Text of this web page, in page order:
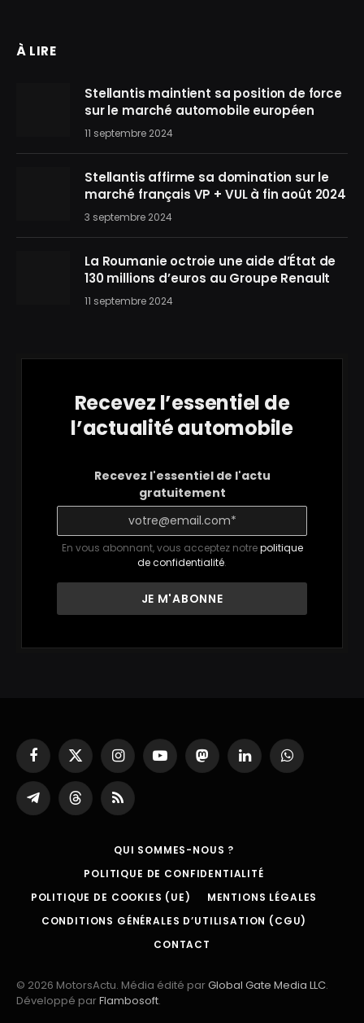
À LIRE
Stellantis maintient sa position de force
sur le marché automobile européen
11 septembre 2024
Stellantis affirme sa domination sur le
marché français VP + VUL à fin août 2024
3 septembre 2024
La Roumanie octroie une aide d’État de
130 millions d’euros au Groupe Renault
11 septembre 2024
Recevez l’essentiel de
l’actualité automobile
Recevez l'essentiel de l'actu
gratuitement
En vous abonnant, vous acceptez notrepolitique
de confidentialité.
Facebook
X
(Twitter)
InstagramYouTubeMastodonLinkedInWhatsApp
Partager
sur
ThreadsRSS
QUI SOMMES-NOUS ?
POLITIQUE DE CONFIDENTIALITÉ
POLITIQUE DE COOKIES (UE)
MENTIONS LÉGALES
CONDITIONS GÉNÉRALES D’UTILISATION (CGU)
CONTACT
© 2026 MotorsActu. Média édité parGlobal Gate Media LLC.
Développé parFlambosoft.